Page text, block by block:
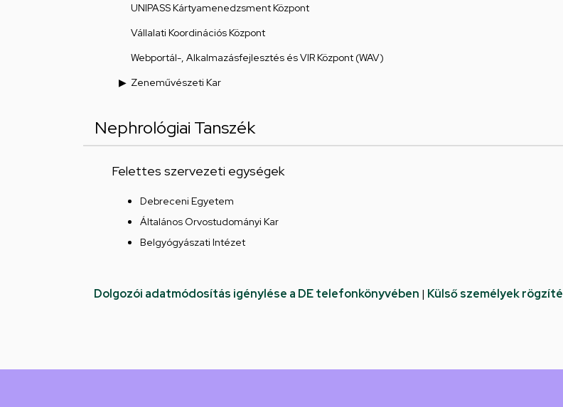
UNIPASS Kártyamenedzsment Központ
Vállalati Koordinációs Központ
Webportál-, Alkalmazásfejlesztés és VIR Központ (WAV)
Zeneművészeti Kar
Nephrológiai Tanszék
Felettes szervezeti egységek
Debreceni Egyetem
Általános Orvostudományi Kar
Belgyógyászati Intézet
Dolgozói adatmódosítás igénylése a DE telefonkönyvében | Külső személyek